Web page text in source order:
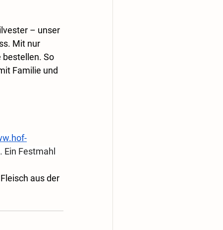
– unser
Mit nur
bestellen. So
Familie und
Ein Festmahl
aus der